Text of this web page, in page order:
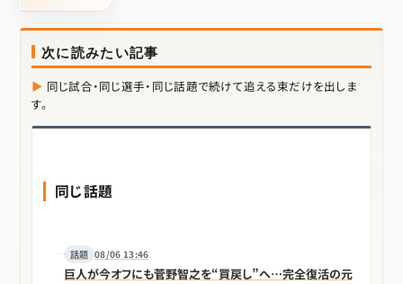
次に読みたい記事
同じ試合・同じ選手・同じ話題で続けて追える束だけを出しま
す。
同じ話題
話題 08/06 13:46
巨人が今オフにも菅野智之を“買戻し”へ…完全復活の元